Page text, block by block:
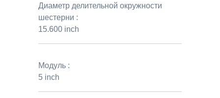
Диаметр делительной окружности
шестерни :
15.600 inch
Модуль :
5 inch